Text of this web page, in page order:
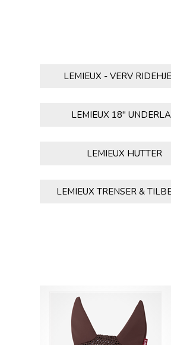
LEMIEUX - VERV
LEMIEUX 18"
LEMIEUX HUTTER
LEMIEUX TRENSER &